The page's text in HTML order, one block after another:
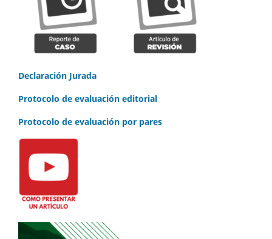
Declaración Jurada
Protocolo de evaluación editorial
Protocolo de evaluación por pares